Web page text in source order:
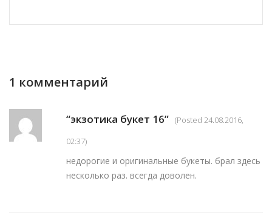
1 комментарий
“экзотика букет 16” (Posted 24.08.2016,
02:37)
недорогие и оригинальные букеты. брал здесь
несколько раз. всегда доволен.